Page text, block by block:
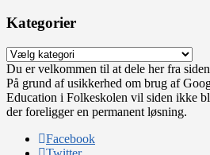
Kategorier
Kategorier
Du er velkommen til at dele her fra
På grund af usikkerhed om brug af
Education i Folkeskolen vil siden ikke
der foreligger en permanent løsning.
Facebook